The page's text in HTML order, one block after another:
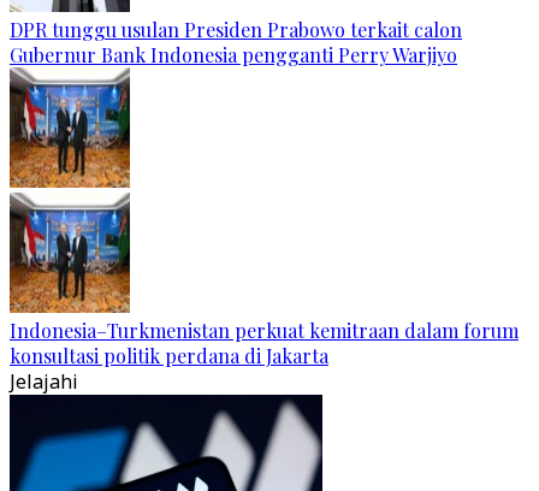
DPR tunggu usulan Presiden Prabowo terkait calon
Gubernur Bank Indonesia pengganti Perry Warjiyo
Indonesia–Turkmenistan perkuat kemitraan dalam forum
konsultasi politik perdana di Jakarta
Jelajahi